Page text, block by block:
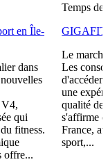
en Île-
dans
V4,
qui
fitness.
offre...
Temps de
GIGAFIT
Le
Les
d'accéder
une
qualité
s'affirme
France,
sport,...